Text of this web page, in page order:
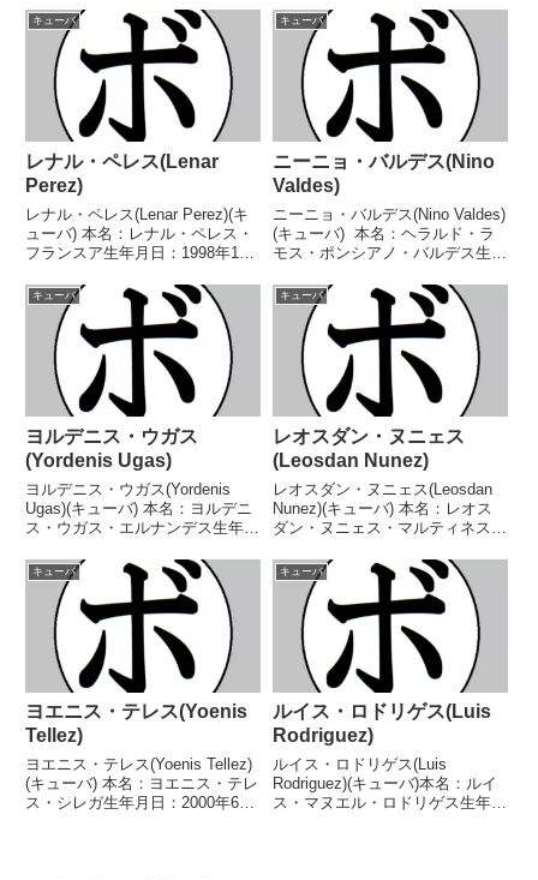
キューバ
レナル・ペレス(Lenar
Perez)
レナル・ペレス(Lenar Perez)(キ
ューバ) 本名：レナル・ペレス・
フランスア生年月日：1998年1月
16勝(14KO) 【獲得タイトル】
IBAインターナショナルクルーザ
ー級王座WBAラテンアメリカ
ク...
キューバ
ニーニョ・バルデス(Nino
Valdes)
ニーニョ・バルデス(Nino Valdes)
(キューバ) 本名：ヘラルド・ラ
モス・ポンシアノ・バルデス生年
ーバ戦績：70戦48勝(36KO)18敗3
分1無効試合 【獲得タイトル】
キューバヘビー級王座 ...
キューバ
ヨルデニス・ウガス
(Yordenis Ugas)
ヨルデニス・ウガス(Yordenis
Ugas)(キューバ) 本名：ヨルデニ
ス・ウガス・エルナンデス生年月
バ戦績：34戦28勝(12KO)6
敗 【獲得タイトル】2005年度キ
ューバ選手権ライト級優勝(ア
マ...
キューバ
レオスダン・ヌニェス
(Leosdan Nunez)
レオスダン・ヌニェス(Leosdan
Nunez)(キューバ) 本名：レオス
ダン・ヌニェス・マルティネス生
キューバ戦績：15戦12勝(5KO)3
敗 【獲得タイトル】WBAラテン
アメリカバンタム級王座 【戦...
キューバ
ヨエニス・テレス(Yoenis
Tellez)
ヨエニス・テレス(Yoenis Tellez)
(キューバ) 本名：ヨエニス・テレ
ス・シレガ生年月日：2000年6月
キューバ
ルイス・ロドリゲス(Luis
Rodriguez)
ルイス・ロドリゲス(Luis
Rodriguez)(キューバ)本名：ルイ
ス・マヌエル・ロドリゲス生年月